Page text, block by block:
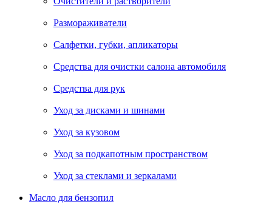
Размораживатели
Салфетки, губки, апликаторы
Средства для очистки салона автомобиля
Средства для рук
Уход за дисками и шинами
Уход за кузовом
Уход за подкапотным пространством
Уход за стеклами и зеркалами
Масло для бензопил